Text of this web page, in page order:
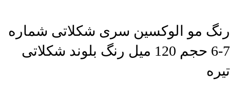
رنگ مو الوکسین سری شکلاتی شماره
7-6 حجم 120 میل رنگ بلوند شکلاتی
تیره